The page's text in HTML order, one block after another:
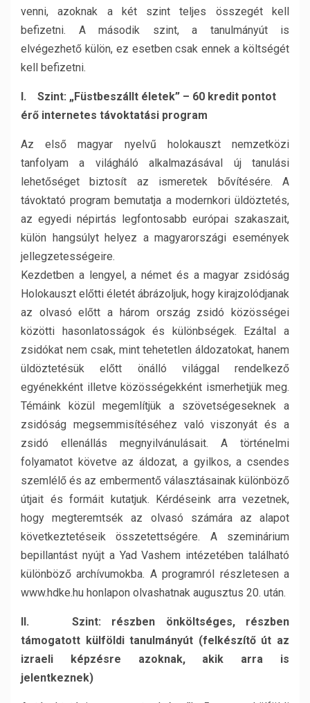
venni, azoknak a két szint teljes összegét kell
befizetni. A második szint, a tanulmányút is
elvégezhető külön, ez esetben csak ennek a költségét
kell befizetni.
I. Szint: „Füstbeszállt életek” – 60 kredit pontot
érő internetes távoktatási program
Az első magyar nyelvű holokauszt nemzetközi
tanfolyam a világháló alkalmazásával új tanulási
lehetőséget biztosít az ismeretek bővítésére. A
távoktató program bemutatja a modernkori üldöztetés,
az egyedi népirtás legfontosabb európai szakaszait,
külön hangsúlyt helyez a magyarországi események
jellegzetességeire.
Kezdetben a lengyel, a német és a magyar zsidóság
Holokauszt előtti életét ábrázoljuk, hogy kirajzolódjanak
az olvasó előtt a három ország zsidó közösségei
közötti hasonlatosságok és különbségek. Ezáltal a
zsidókat nem csak, mint tehetetlen áldozatokat, hanem
üldöztetésük előtt önálló világgal rendelkező
egyénekként illetve közösségekként ismerhetjük meg.
Témáink közül megemlítjük a szövetségeseknek a
zsidóság megsemmisítéséhez való viszonyát és a
zsidó ellenállás megnyilvánulásait. A történelmi
folyamatot követve az áldozat, a gyilkos, a csendes
szemlélő és az embermentő választásainak különböző
útjait és formáit kutatjuk. Kérdéseink arra vezetnek,
hogy megteremtsék az olvasó számára az alapot
következtetéseik összetettségére. A szeminárium
bepillantást nyújt a Yad Vashem intézetében található
különböző archívumokba. A programról részletesen a
www.hdke.hu honlapon olvashatnak augusztus 20. után.
II. Szint: részben önköltséges, részben
támogatott külföldi tanulmányút (felkészítő út az
izraeli képzésre azoknak, akik arra is
jelentkeznek)